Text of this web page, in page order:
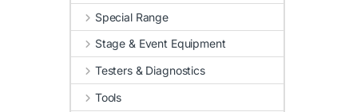
Special Range
Stage & Event Equipment
Testers & Diagnostics
Tools